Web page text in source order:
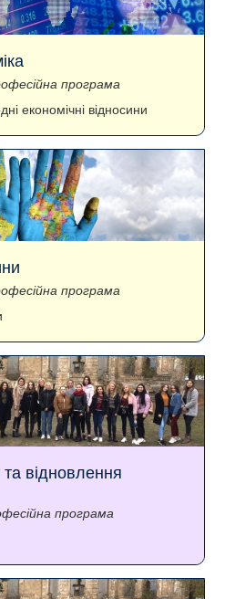
програма
економічні відносини
програма
та відновлення
програма